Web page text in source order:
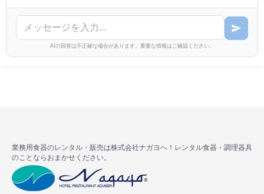
AIの回答は不正確な場合があります。重要な情報はご確認ください。
業務用食器のレンタル・販売は株式会社ナガヨへ！レンタル食器・調理器具
のことならおまかせください。